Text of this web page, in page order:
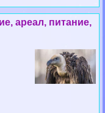
ареал, питание,